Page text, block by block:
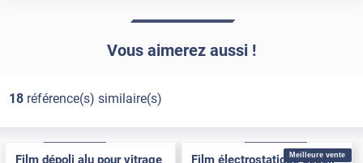
Vous aimerez aussi !
18référence(s) similaire(s)
Film dépoli alu pour vitrage
Meilleure vente
Film électrostatique dépoli